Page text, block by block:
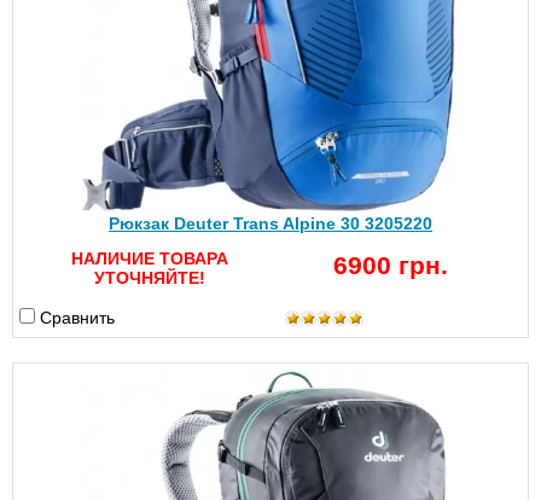
Рюкзак Deuter Trans Alpine 30 3205220
НАЛИЧИЕ ТОВАРА
УТОЧНЯЙТЕ!
6900 грн.
Сравнить